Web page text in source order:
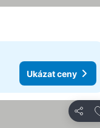
Ukázat ceny
Sdílet